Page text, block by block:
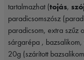
tartalmazhat (tojás,
paradicsomszósz
paradicsom, extra szűz
sárgarépa , bazsalikom,
20g (szárított